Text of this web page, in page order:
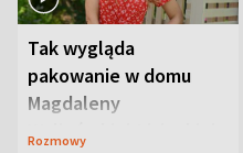
Tak wygląda
pakowanie w domu
Magdaleny
Waligórskiej-Lisieckiej.
Rozmowy